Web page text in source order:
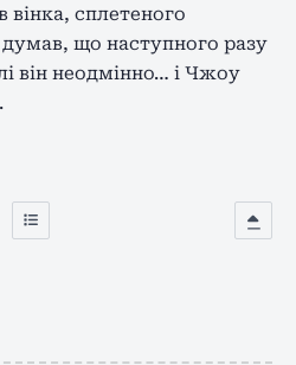
вінка, сплетеного
думав, що наступного разу
він неодмінно… і Чжоу